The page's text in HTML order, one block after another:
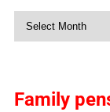
Family